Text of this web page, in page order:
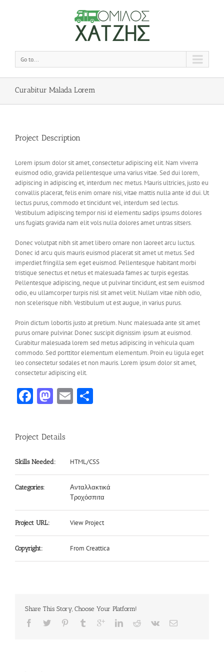
Go to...
Curabitur Malada Lorem
Project Description
Lorem ipsum dolor sit amet, consectetur adipiscing elit. Nam viverra
euismod odio, gravida pellentesque urna varius vitae. Sed dui lorem,
adipiscing in adipiscing et, interdum nec metus. Mauris ultricies, justo eu
convallis placerat, felis enim ornare nisi, vitae mattis nulla ante id dui. Ut
lectus purus, commodo et tincidunt vel, interdum sed lectus.
Vestibulum adipiscing tempor nisi id elementu sadips ipsums dolores
uns fugiats gravida nam elit vols nulla dolores amet untras sitsers.
Donec volutpat nibh sit amet libero ornare non laoreet arcu luctus.
Donec id arcu quis mauris euismod placerat sit amet ut metus. Sed
imperdiet fringilla sem eget euismod. Pellentesque habitant morbi
tristique senectus et netus et malesuada fames ac turpis egestas.
Pellentesque adipiscing, neque ut pulvinar tincidunt, est sem euismod
odio, eu ullamcorper turpis nisl sit amet velit. Nullam vitae nibh odio,
non scelerisque nibh. Vestibulum ut est augue, in varius purus.
Proin dictum lobortis justo at pretium. Nunc malesuada ante sit amet
purus ornare pulvinar. Donec suscipit dignissim ipsum at euismod.
Curabitur malesuada lorem sed metus adipiscing in vehicula quam
commodo. Sed porttitor elementum elementum. Proin eu ligula eget
leo consectetur sodales et non mauris. Lorem ipsum dolor sit amet,
consectetur adipiscing elit.
Facebook
Mastodon
Email
Project Details
Skills Needed: HTML/CSS
Categories:
Ανταλλακτικά
Τροχόσπιτα
Project URL: View Project
Copyright: From Creattica
Share This Story, Choose Your Platform!